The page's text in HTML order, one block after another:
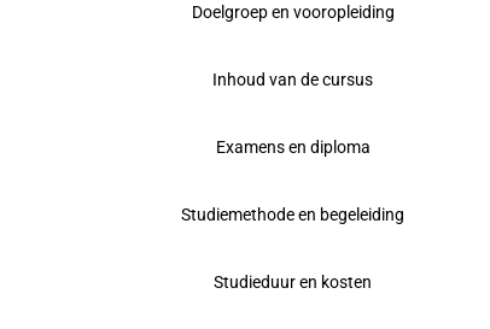
Doelgroep en vooropleiding
Inhoud van de cursus
Examens en diploma
Studiemethode en begeleiding
Studieduur en kosten